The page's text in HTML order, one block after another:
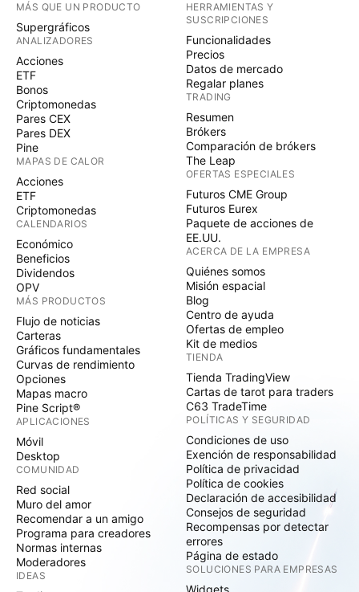
MÁS QUE UN PRODUCTO
Supergráficos
ANALIZADORES
Acciones
ETF
Bonos
Criptomonedas
Pares CEX
Pares DEX
Pine
MAPAS DE CALOR
Acciones
ETF
Criptomonedas
CALENDARIOS
Económico
Beneficios
Dividendos
OPV
MÁS PRODUCTOS
Flujo de noticias
Carteras
Gráficos fundamentales
Curvas de rendimiento
Opciones
Mapas macro
Pine Script®
APLICACIONES
Móvil
Desktop
COMUNIDAD
Red social
Muro del amor
Recomendar a un amigo
Programa para creadores
Normas internas
Moderadores
IDEAS
HERRAMIENTAS Y
SUSCRIPCIONES
Funcionalidades
Precios
Datos de mercado
Regalar planes
TRADING
Resumen
Brókers
Comparación de brókers
The Leap
OFERTAS ESPECIALES
Futuros CME Group
Futuros Eurex
Paquete de acciones de
EE.UU.
ACERCA DE LA EMPRESA
Quiénes somos
Misión espacial
Blog
Centro de ayuda
Ofertas de empleo
Kit de medios
TIENDA
Tienda TradingView
Cartas de tarot para traders
C63 TradeTime
POLÍTICAS Y SEGURIDAD
Condiciones de uso
Exención de responsabilidad
Política de privacidad
Política de cookies
Declaración de accesibilidad
Consejos de seguridad
Recompensas por detectar
errores
Página de estado
SOLUCIONES PARA EMPRESAS
Widgets